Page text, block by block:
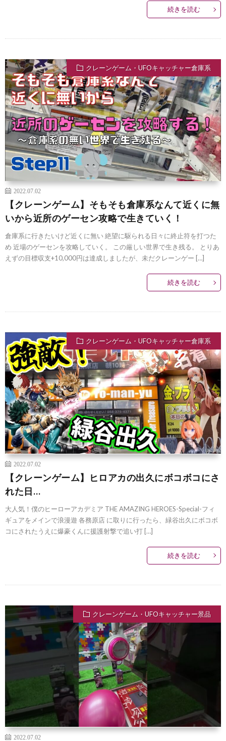
続きを読む
クレーンゲーム・UFOキャッチャー倉庫系
2022.07.02
【クレーンゲーム】そもそも倉庫系なんて近くに無
いから近所のゲーセン攻略で生きていく！
倉庫系に行きたいけど近くに無い 絶望に駆られる日々に終止符を打つた
め 近場のゲーセンを攻略していく。 この厳しい世界で生き残る。 とりあ
えずの目標収支+10,000円は達成しましたが、未だクレーンゲー […]
続きを読む
クレーンゲーム・UFOキャッチャー倉庫系
2022.07.02
【クレーンゲーム】ヒロアカの出久にボコボコにさ
れた日…
大人気！僕のヒーローアカデミア THE AMAZING HEROES-Special-フィ
ギュアをメインで浪漫遊 各務原店 に取りに行ったら、緑谷出久にボコボ
コにされたうえに爆豪くんに援護射撃で追い打 […]
続きを読む
クレーンゲーム・UFOキャッチャー景品
2022.07.02